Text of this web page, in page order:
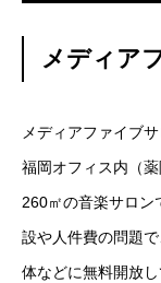
メディア
メディアファイブ
福岡オフィス内（
260㎡の音楽サロン
設や人件費の問題
体などに無料開放し